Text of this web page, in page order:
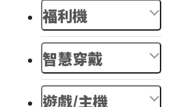
福利機
智慧穿戴
遊戲/主機